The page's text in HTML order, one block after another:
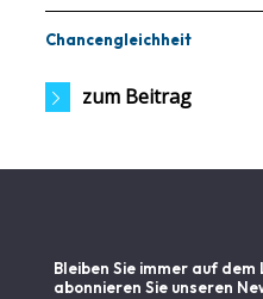
Chancengleichheit
zum Beitrag
Bleiben Sie immer auf
abonnieren Sie unseren